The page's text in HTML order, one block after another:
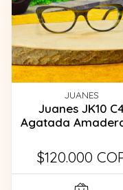
JUANES
Juanes JK10
Agatada
$120.000